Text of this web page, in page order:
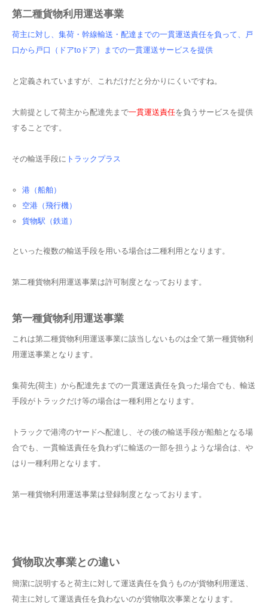
第二種貨物利用運送事業
荷主に対し、集荷・幹線輸送・配達までの一貫運送責任を負って、戸
口から戸口（ドアtoドア）までの一貫運送サービスを提供
と定義されていますが、これだけだと分かりにくいですね。
大前提として荷主から配達先まで一貫運送責任を負うサービスを提供
することです。
その輸送手段に トラックプラス
港（船舶）
空港（飛行機）
貨物駅（鉄道）
といった複数の輸送手段を用いる場合は二種利用となります。
第二種貨物利用運送事業は許可制度となっております。
第一種貨物利用運送事業
これは第二種貨物利用運送事業に該当しないものは全て第一種貨物利
用運送事業となります。
集荷先(荷主）から配達先までの一貫運送責任を負った場合でも、輸送
手段がトラックだけ等の場合は一種利用となります。
トラックで港湾のヤードへ配達し、その後の輸送手段が船舶となる場
合でも、一貫輸送責任を負わずに輸送の一部を担うような場合は、や
はり一種利用となります。
第一種貨物利用運送事業は登録制度となっております。
貨物取次事業との違い
簡潔に説明すると荷主に対して運送責任を負うものが貨物利用運送、
荷主に対して運送責任を負わないのが貨物取次事業となります。